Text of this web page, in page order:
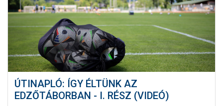
ÚTINAPLÓ: ÍGY ÉLTÜNK AZ
EDZŐTÁBORBAN - I. RÉSZ (VIDEÓ)